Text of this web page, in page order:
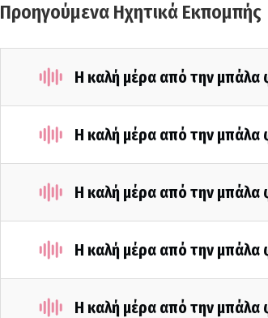
Προηγούμενα Ηχητικά Εκπομπής
Η καλή μέρα από την μπάλα
Η καλή μέρα από την μπάλα
Η καλή μέρα από την μπάλα
Η καλή μέρα από την μπάλα
Η καλή μέρα από την μπάλα